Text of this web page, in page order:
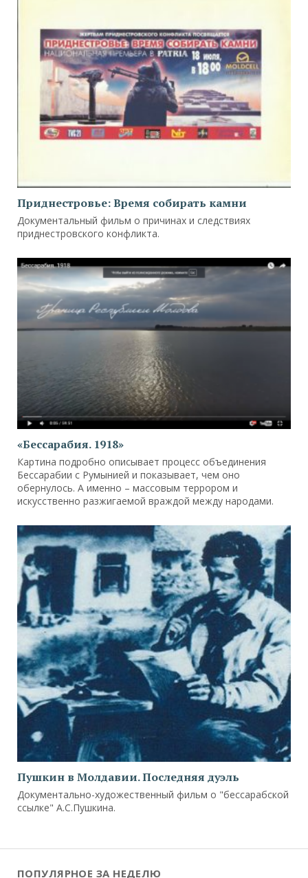
Приднестровье: Время собирать камни
Документальный фильм о причинах и следствиях
приднестровского конфликта.
«Бессарабия. 1918»
Картина подробно описывает процесс объединения
Бессарабии с Румынией и показывает, чем оно
обернулось. А именно – массовым террором и
искусственно разжигаемой враждой между народами.
Пушкин в Молдавии. Последняя дуэль
Документально-художественный фильм о "бессарабской
ссылке" А.С.Пушкина.
ПОПУЛЯРНОЕ ЗА НЕДЕЛЮ